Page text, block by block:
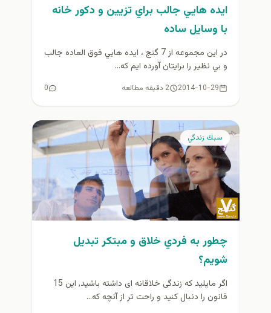
ايده هايي جالب براي تزيين و دكور خانه
با وسايل ساده
در اين مجموعه از 7 گنج ، ايده هايي فوق العاده جالب
و بي نظير را برايتان آورده ايم كه...
2014-10-29 2 دقیقه مطالعه 0
سبك زندگي
چطور به فردي خلاق و مبتكر تبديل
شويم؟
اگر مایلید که زندگی خلاقانه ای داشته باشید, این 15
قانون را دنبال کنید و راحت تر از آنچه که...